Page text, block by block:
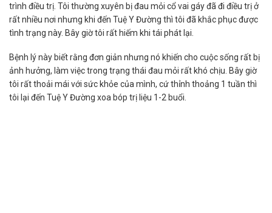
trình điều trị. Tôi thường xuyên bị đau mỏi cổ vai gáy đã đi điều trị ở
rất nhiều nơi nhưng khi đến Tuệ Y Đường thì tôi đã khắc phục được
tình trạng này. Bây giờ tôi rất hiếm khi tái phát lại.
Bệnh lý này biết rằng đơn giản nhưng nó khiến cho cuộc sống rất bị
ảnh hưởng, làm việc trong trạng thái đau mỏi rất khó chịu. Bây giờ
tôi rất thoải mái với sức khỏe của mình, cứ thỉnh thoảng 1 tuần thì
tôi lại đến Tuệ Y Đường xoa bóp trị liệu 1-2 buổi.